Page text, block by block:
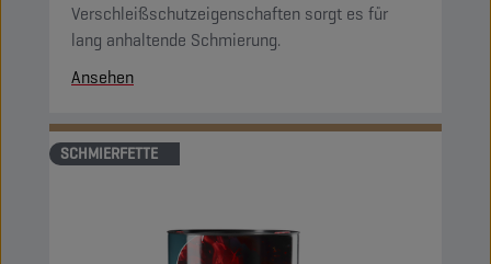
Verschleißschutzeigenschaften sorgt es für
lang anhaltende Schmierung.
Ansehen
SCHMIERFETTE